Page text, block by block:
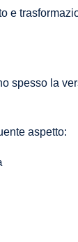
e
spesso la
aspetto: